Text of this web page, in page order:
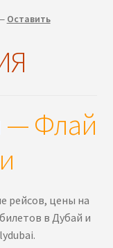
Оставить
— Флай
рейсов, цены на
в Дубай и